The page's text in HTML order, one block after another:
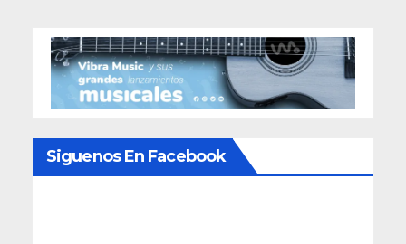
Siguenos En Facebook